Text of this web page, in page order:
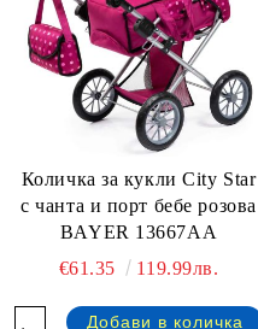
Количка за кукли City Star
с чанта и порт бебе розова
BAYER 13667AA
€61.35
119.99лв.